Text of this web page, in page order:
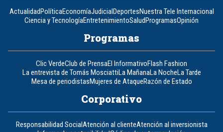
ActualidadPolíticaEconomíaJudicialDeportesNuestra Tele Internacional
Ciencia y TecnologíaEntretenimientoSaludProgramasOpinión
Programas
Clic VerdeClub de PrensaEl InformativoFlash Fashion
La entrevista de Tomás MosciattiLa MañanaLa NocheLa Tarde
Mesa de periodistasMujeres de AtaqueRazón de Estado
Corporativo
Responsabilidad SocialAtención al clienteAtención al inversionista